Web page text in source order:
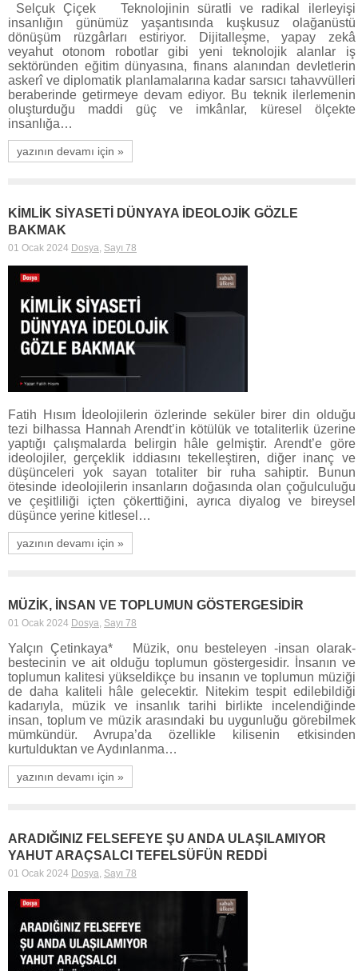
Selçuk Çiçek Teknolojinin süratli ve radikal ilerleyişi
insanlığın günümüz yaşantısında kuşkusuz olağanüstü
dönüşüm rüzgârları estiriyor. Dijitalleşme, yapay zekâ
veyahut otonom robotlar gibi yeni teknolojik alanlar iş
sektöründen eğitim dünyasına, finans alanından devletlerin
askerî ve diplomatik planlamalarına kadar sarsıcı tahavvülleri
beraberinde getirmeye devam ediyor. Bu teknik ilerlemenin
oluşturduğu maddi güç ve imkânlar, küresel ölçekte
insanlığa…
yazının devamı için »
KİMLİK SİYASETİ DÜNYAYA İDEOLOJİK GÖZLE
BAKMAK
01 Ocak 2024 Dosya, Sayı 78
Fatih Hısım İdeolojilerin özlerinde seküler birer din olduğu
tezi bilhassa Hannah Arendt’in kötülük ve totaliterlik üzerine
yaptığı çalışmalarda belirgin hâle gelmiştir. Arendt’e göre
ideolojiler, gerçeklik iddiasını tekelleştiren, diğer inanç ve
düşünceleri yok sayan totaliter bir ruha sahiptir. Bunun
ötesinde ideolojilerin insanların doğasında olan çoğulculuğu
ve çeşitliliği içten çökerttiğini, ayrıca diyalog ve bireysel
düşünce yerine kitlesel…
yazının devamı için »
MÜZİK, İNSAN VE TOPLUMUN GÖSTERGESİDİR
01 Ocak 2024 Dosya, Sayı 78
Yalçın Çetinkaya* Müzik, onu besteleyen -insan olarak-
bestecinin ve ait olduğu toplumun göstergesidir. İnsanın ve
toplumun kalitesi yükseldikçe bu insanın ve toplumun müziği
de daha kaliteli hâle gelecektir. Nitekim tespit edilebildiği
kadarıyla, müzik ve insanlık tarihi birlikte incelendiğinde
insan, toplum ve müzik arasındaki bu uygunluğu görebilmek
mümkündür. Avrupa’da özellikle kilisenin etkisinden
kurtulduktan ve Aydınlanma…
yazının devamı için »
ARADIĞINIZ FELSEFEYE ŞU ANDA ULAŞILAMIYOR
YAHUT ARAÇSALCI TEFELSÜFÜN REDDİ
01 Ocak 2024 Dosya, Sayı 78